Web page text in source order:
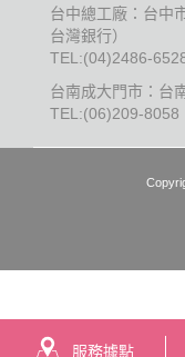
台中總工廠：台中
台灣銀行）
TEL:(04)2486-
台南成大門市：台
TEL:(06)209-8058
服務據點